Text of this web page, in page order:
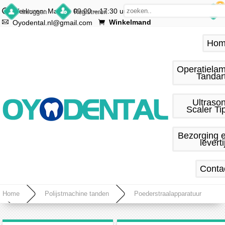
Inloggen Registreren
Werkuren: Ma.–vr. 09:00 – 17:30 uur
Oyodental.nl@gmail.com
Winkelmand
0
Scaler
Bezorging
Home Polijstmachine tanden Poederstraalapparatuur